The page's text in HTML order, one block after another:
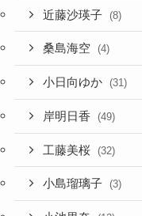
近藤沙瑛子 (8)
桑島海空 (4)
小日向ゆか (31)
岸明日香 (49)
工藤美桜 (32)
小島瑠璃子 (3)